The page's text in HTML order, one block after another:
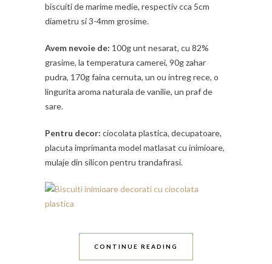
biscuiti de marime medie, respectiv cca 5cm
diametru si 3-4mm grosime.
Avem nevoie de: 100g unt nesarat, cu 82%
grasime, la temperatura camerei, 90g zahar
pudra, 170g faina cernuta, un ou intreg rece, o
lingurita aroma naturala de vanilie, un praf de
sare.
Pentru decor: ciocolata plastica, decupatoare,
placuta imprimanta model matlasat cu inimioare,
mulaje din silicon pentru trandafirasi.
CONTINUE READING